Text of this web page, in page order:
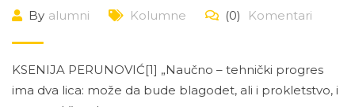
By alumni Kolumne (0) Komentari
KSENIJA PERUNOVIĆ[1] „Naučno – tehnički progres
ima dva lica: može da bude blagodet, ali i prokletstvo, i